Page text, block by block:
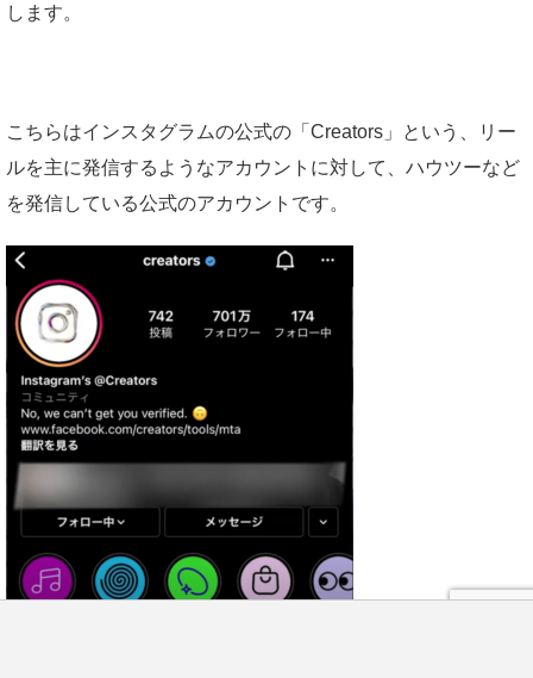
します。
こちらはインスタグラムの公式の「Creators」という、リー
ルを主に発信するようなアカウントに対して、ハウツーなど
を発信している公式のアカウントです。